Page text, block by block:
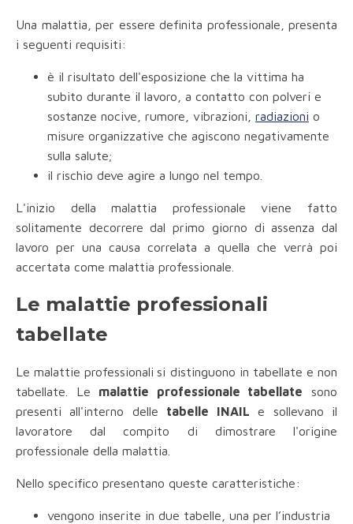
Una malattia, per essere definita professionale, presenta
i seguenti requisiti:
è il risultato dell'esposizione che la vittima ha
subito durante il lavoro, a contatto con polveri e
sostanze nocive, rumore, vibrazioni, radiazioni o
misure organizzative che agiscono negativamente
sulla salute;
il rischio deve agire a lungo nel tempo.
L'inizio della malattia professionale viene fatto
solitamente decorrere dal primo giorno di assenza dal
lavoro per una causa correlata a quella che verrà poi
accertata come malattia professionale.
Le malattie professionali
tabellate
Le malattie professionali si distinguono in tabellate e non
tabellate. Le malattie professionale tabellate sono
presenti all'interno delle tabelle INAIL e sollevano il
lavoratore dal compito di dimostrare l'origine
professionale della malattia.
Nello specifico presentano queste caratteristiche:
vengono inserite in due tabelle, una per l’industria